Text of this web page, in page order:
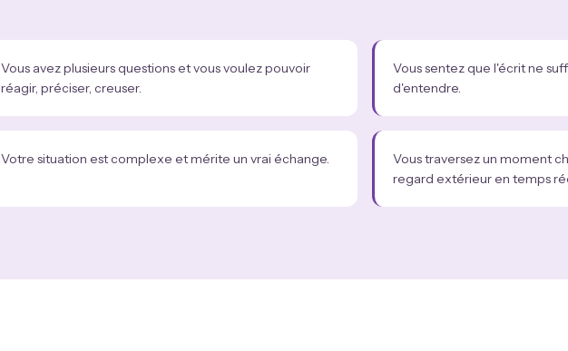
Vous avez plusieurs questions et vous voulez pouvoir
réagir, préciser, creuser.
Vous sentez que l'écrit ne
d'entendre.
Votre situation est complexe et mérite un vrai échange.
Vous traversez un moment
regard extérieur en temps